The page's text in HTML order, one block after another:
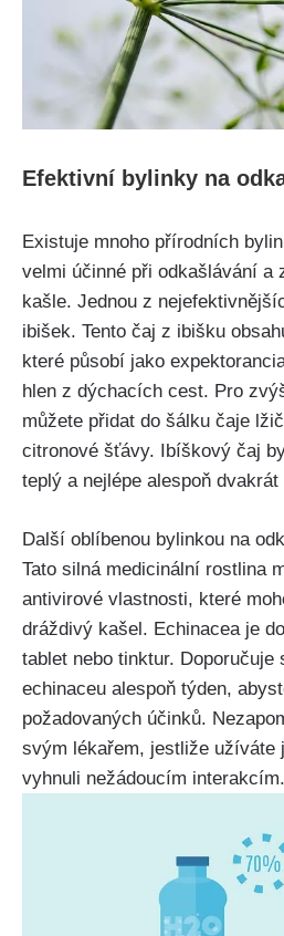
Efektivní ⁤bylinky na
Existuje mnoho‌ přírodních
velmi účinné při⁢ odkašlávání ​a
kašle. Jednou z
ibišek. Tento ⁣čaj z ⁣ibišku
které⁤ působí jako
⁢hlen z dýchacích cest. Pro
můžete přidat do⁢ šálku čaje
citronové šťávy.⁢ Ibíškový čaj
teplý a nejlépe alespoň dvakrát
Další oblíbenou bylinkou na
Tato silná​ medicinální rostlina
antivirové ⁢vlastnosti, které
dráždivý kašel. Echinacea je
tablet nebo tinktur.⁢ Doporučuje⁢
⁢echinaceu alespoň týden,
požadovaných účinků.
svým lékařem, jestliže užíváte
vyhnuli nežádoucím interakcím.